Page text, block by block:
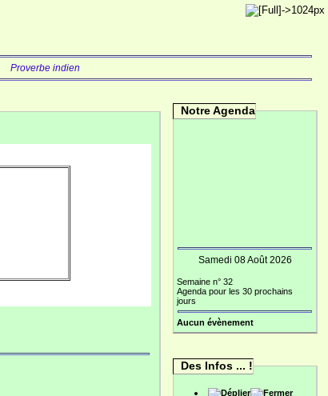
Proverbe indien
Notre Agenda
Samedi 08 Août 2026
Semaine n° 32
Agenda pour les 30 prochains
jours
Aucun évènement
Des Infos ... !